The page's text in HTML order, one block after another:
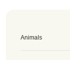
Animals